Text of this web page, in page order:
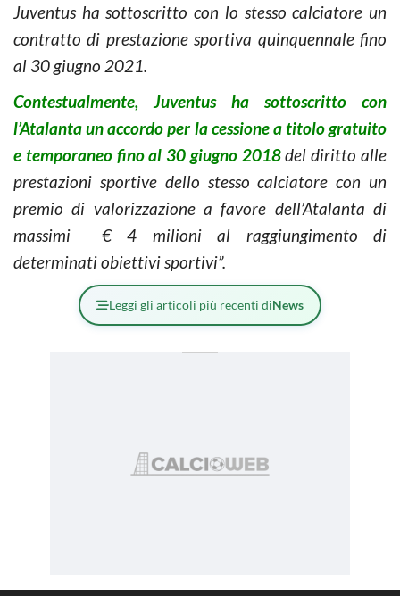
Juventus ha sottoscritto con lo stesso calciatore un
contratto di prestazione sportiva quinquennale fino
al 30 giugno 2021.
Contestualmente, Juventus ha sottoscritto con
l’Atalanta un accordo per la cessione a titolo gratuito
e temporaneo fino al 30 giugno 2018del diritto alle
prestazioni sportive dello stesso calciatore con un
premio di valorizzazione a favore dell’Atalanta di
massimi € 4 milioni al raggiungimento di
determinati obiettivi sportivi”.
Leggi gli articoli più recenti diNews